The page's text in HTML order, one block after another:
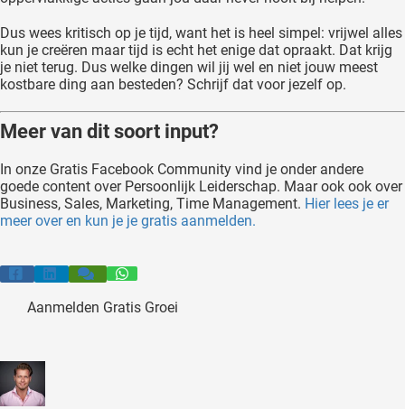
Dus wees kritisch op je tijd, want het is heel simpel: vrijwel alles
kun je creëren maar tijd is echt het enige dat opraakt. Dat krijg
je niet terug. Dus welke dingen wil jij wel en niet jouw meest
kostbare ding aan besteden? Schrijf dat voor jezelf op.
Meer van dit soort input?
In onze Gratis Facebook Community vind je onder andere
goede content over Persoonlijk Leiderschap. Maar ook ook over
Business, Sales, Marketing, Time Management. Hier lees je er
meer over en kun je je gratis aanmelden.
Aanmelden Gratis Groei